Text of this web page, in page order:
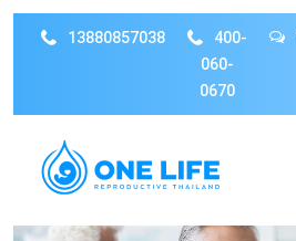
13880857038
400-
060-
0670